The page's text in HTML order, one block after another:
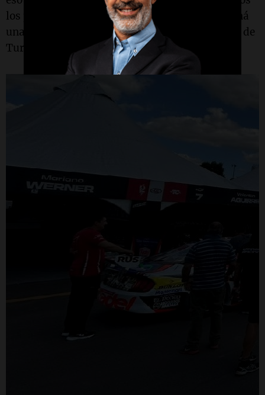
los pilotos. Y la gente sabe que va a ver en Paraná
una de las más grandes batallas que calendario de
Turismo Carretera.